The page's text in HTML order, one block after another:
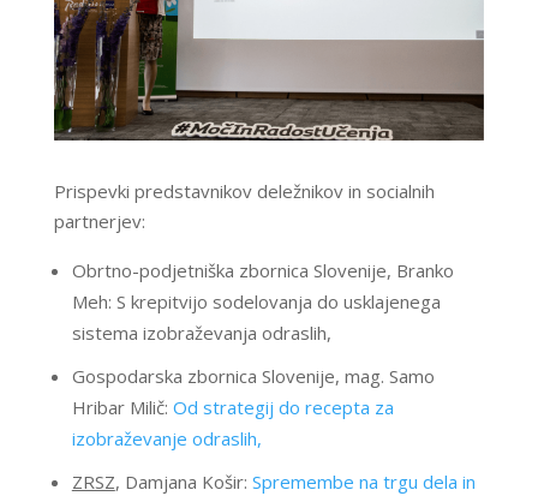
Prispevki predstavnikov deležnikov in socialnih
partnerjev:
Obrtno-podjetniška zbornica Slovenije, Branko
Meh: S krepitvijo sodelovanja do usklajenega
sistema izobraževanja odraslih,
Gospodarska zbornica Slovenije, mag. Samo
Hribar Milič: Od strategij do recepta za
izobraževanje odraslih,
ZRSZ, Damjana Košir: Spremembe na trgu dela in